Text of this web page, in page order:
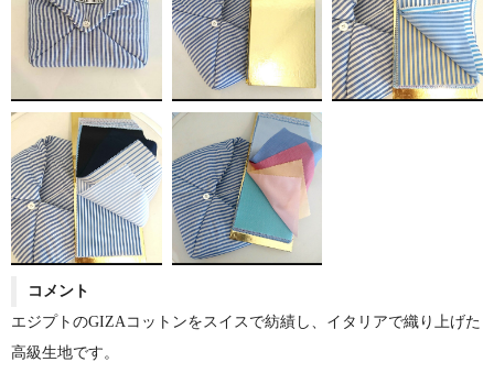
コメント
エジプトのGIZAコットンをスイスで紡績し、イタリアで織り上げた
高級生地です。